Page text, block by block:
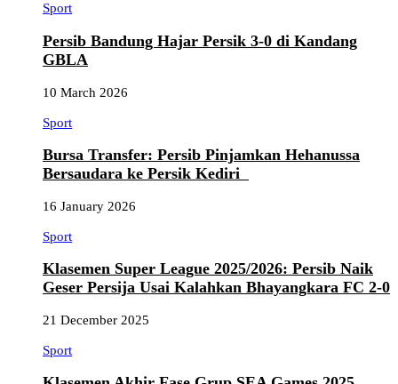
Sport
Persib Bandung Hajar Persik 3-0 di Kandang
GBLA
10 March 2026
Sport
Bursa Transfer: Persib Pinjamkan Hehanussa
Bersaudara ke Persik Kediri
16 January 2026
Sport
Klasemen Super League 2025/2026: Persib Naik
Geser Persija Usai Kalahkan Bhayangkara FC 2-0
21 December 2025
Sport